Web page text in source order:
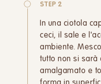
STEP 2
In una ciotola
ceci, il sale e
ambiente.
tutto non si sarà
amalgamato e